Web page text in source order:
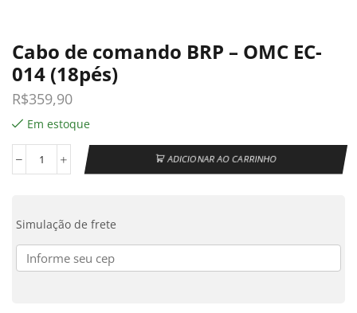
Cabo de comando BRP – OMC EC-
014 (18pés)
R$359,90
Em estoque
ADICIONAR AO CARRINHO
Simulação de frete